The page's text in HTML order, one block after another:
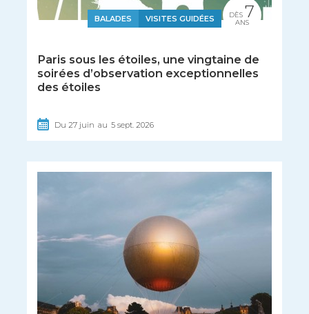
BALADES VISITES GUIDÉES
Paris sous les étoiles, une vingtaine de
soirées d’observation exceptionnelles
des étoiles
Du27 juin au 5sept. 2026
DÈS 7
ANS